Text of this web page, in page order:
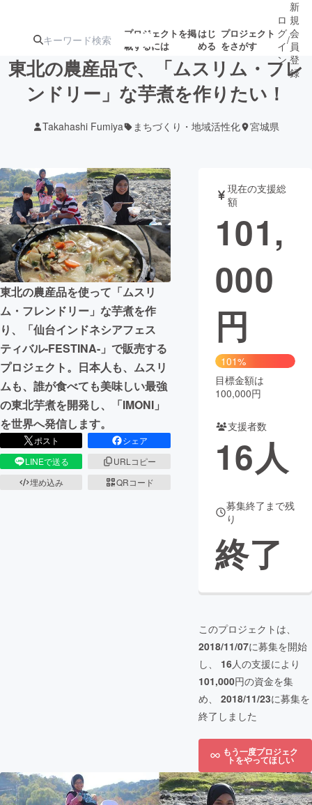
プロジェクトを掲
載するには
はじ
める
プロジェクト
をさがす
ジェクト
ターン
ジェクト
募集終了が近いプ
ロジェクト
もうすぐ公開
されます
アート・写真 音楽
テクノロジー・ガジェット ゲーム・サ
映像・映画
ビジネス・起業
まちづくり・地域活性化
CAMPFIRE for Social Good
CAMPFIRE Creation
CAMPFIREふるさと納税
コミュニティ
ロ
グ
イ
ン
/
新
規
会
員
登
録
東北の農産品で、「ムスリム・フレ
ンドリー」な芋煮を作りたい！
Takahashi Fumiya まちづくり・地域活性化 宮城県
東北の農産品を使って「ムスリ
ム・フレンドリー」な芋煮を作
り、「仙台インドネシアフェス
ティバル-FESTINA-」で販売する
プロジェクト。日本人も、ムスリ
ムも、誰が食べても美味しい最強
の東北芋煮を開発し、「IMONI」
を世界へ発信します。
ポスト
シェア
LINEで送る
URLコピー
埋め込み
QRコード
現在の支援総
額
101,
000
円
101%
目標金額は
100,000円
支援者数
16人
募集終了まで残
り
終了
このプロジェクトは、
2018/11/07に募集を開始
し、 16人の支援により
101,000円の資金を集
め、 2018/11/23に募集を
終了しました
もう一度プロジェク
トをやってほしい